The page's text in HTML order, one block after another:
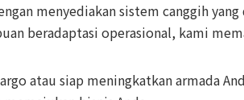
menyediakan sistem canggih
beradaptasi operasional, kami
atau siap meningkatkan armada